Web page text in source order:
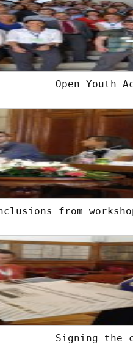
Open Youth
from
Signing the